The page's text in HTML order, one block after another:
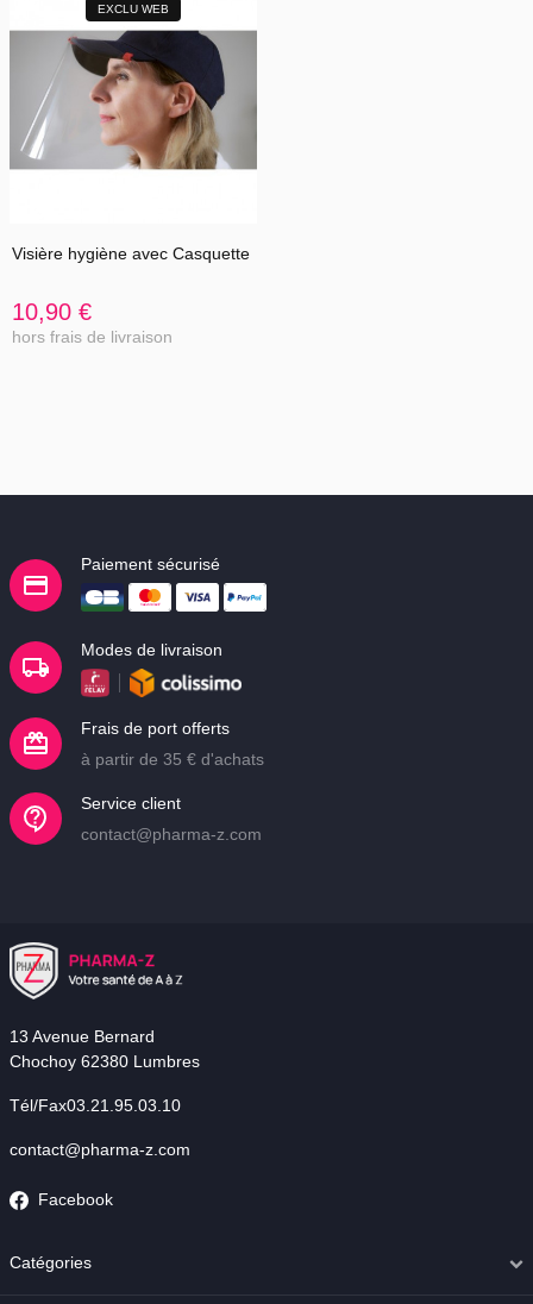
EXCLU WEB
Visière hygiène avec Casquette
10,90 €
hors frais de livraison
Paiement sécurisé
Modes de livraison
Frais de port offerts
à partir de 35 € d'achats
Service client
contact@pharma-z.com
13 Avenue Bernard
Chochoy 62380 Lumbres
Tél/Fax03.21.95.03.10
contact@pharma-z.com
Facebook
Catégories